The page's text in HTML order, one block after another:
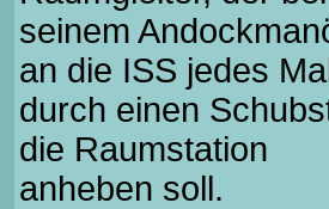
seinem
an die ISS jedes
durch einen
die Raumstation
anheben soll.